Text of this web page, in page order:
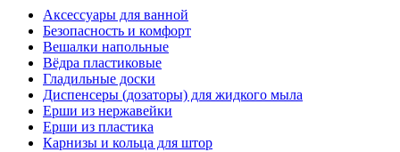
Аксессуары для ванной
Безопасность и комфорт
Вешалки напольные
Вёдра пластиковые
Гладильные доски
Диспенсеры (дозаторы) для жидкого мыла
Ерши из нержавейки
Ерши из пластика
Карнизы и кольца для штор